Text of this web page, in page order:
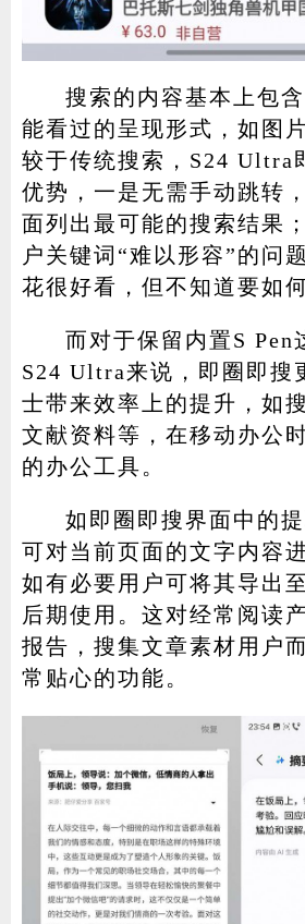
搜索的内容基本上包
能看过的呈现形式，如图
较于传统搜索，S24 Ultra
优势，一是无需手动跳转
面列出最可能的搜索结果
户关键词“难以形容”的问
花很好看，但不知道要如
而对于保留内置S Pen
S24 Ultra来说，即圈即搜
士带来效率上的提升，如
文献资料等，在移动办公
的办公工具。
如即圈即搜界面中的
可对当前页面的文字内容
如有必要用户可将其导出
后期使用。这对经常阅读
报告，搜集文章素材用户
常贴心的功能。